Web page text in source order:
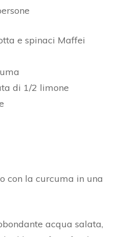
e spinaci Maffei
di 1/2 limone
con la curcuma in una
acqua salata,